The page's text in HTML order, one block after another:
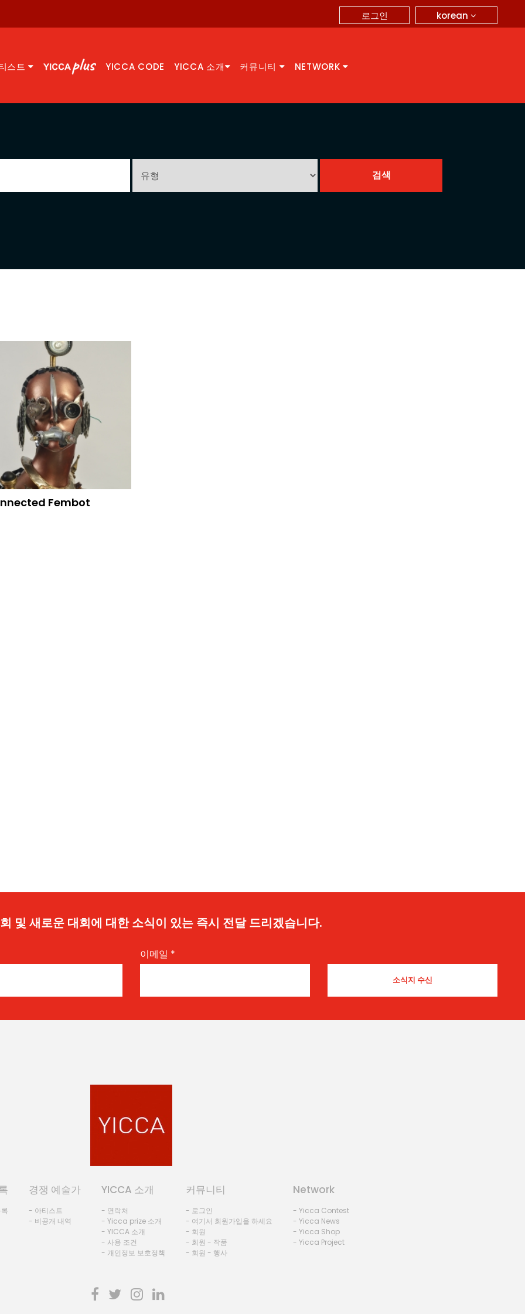
korean
로그인
스트 YICCA CODE YICCA 소개 커뮤니티 NETWORK
Fembot
및 새로운 대회에 대한 소식이 있는 즉시 전달 드리겠습니다.
이메일 *
경쟁 예술가
- 아티스트
- 비공개 내역
YICCA 소개
- 연락처
- Yicca prize 소개
- YICCA 소개
- 사용 조건
- 개인정보 보호정책
커뮤니티
- 로그인
- 여기서 회원가입을 하세요
- 회원
- 회원 - 작품
- 회원 - 행사
Network
- Yicca Contest
- Yicca News
- Yicca Shop
- Yicca Project